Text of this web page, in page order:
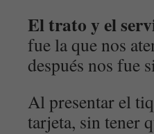
El trato y el
fue la que nos
después nos fue
Al presentar el
tarjeta, sin tener